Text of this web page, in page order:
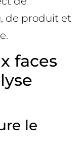
de produit et
faces
le